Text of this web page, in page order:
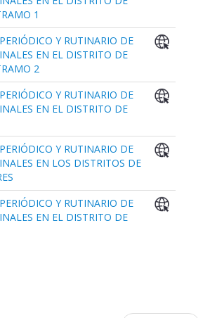
1
Y RUTINARIO DE
EN EL DISTRITO DE
2
Y RUTINARIO DE
EN EL DISTRITO DE
Y RUTINARIO DE
EN LOS DISTRITOS DE
Y RUTINARIO DE
EN EL DISTRITO DE